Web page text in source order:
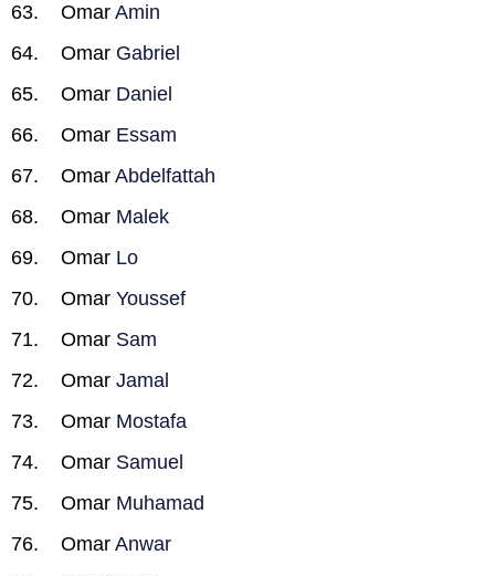
Omar Amin
Omar Gabriel
Omar Daniel
Omar Essam
Omar Abdelfattah
Omar Malek
Omar Lo
Omar Youssef
Omar Sam
Omar Jamal
Omar Mostafa
Omar Samuel
Omar Muhamad
Omar Anwar